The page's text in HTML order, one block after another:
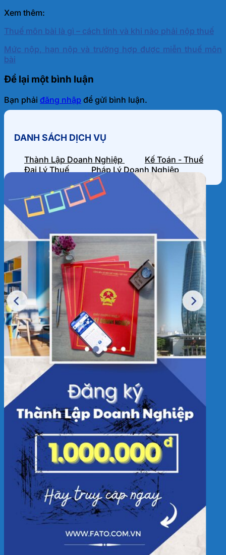
Xem thêm:
Thuế môn bài là gì – cách tính và khi nào phải nộp thuế
Mức nộp, hạn nộp và trường hợp được miễn thuế môn
bài
Để lại một bình luận
Bạn phải đăng nhập để gửi bình luận.
DANH SÁCH DỊCH VỤ
Thành Lập Doanh Nghiệp
Kế Toán - Thuế
Đại Lý Thuế
Pháp Lý Doanh Nghiệp
HỒ SƠ NĂNG LỰC